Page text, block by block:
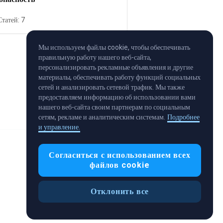
7
Мы используем файлы cookie, чтобы обеспечивать
правильную работу нашего веб-сайта,
персонализировать рекламные объявления и другие
материалы, обеспечивать работу функций социальных
сетей и анализировать сетевой трафик. Мы также
предоставляем информацию об использовании вами
нашего веб-сайта своим партнерам по социальным
сетям, рекламе и аналитическим системам. Подробнее
и управление.
Согласиться с использованием всех
файлов cookie
Отклонить все